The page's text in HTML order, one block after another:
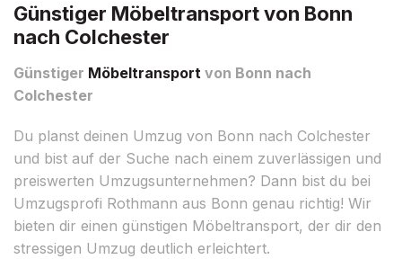
Günstiger Möbeltransport von Bonn
nach Colchester
Günstiger Möbeltransport von Bonn nach
Colchester
Du planst deinen Umzug von Bonn nach Colchester
und bist auf der Suche nach einem zuverlässigen und
preiswerten Umzugsunternehmen? Dann bist du bei
Umzugsprofi Rothmann aus Bonn genau richtig! Wir
bieten dir einen günstigen Möbeltransport, der dir den
stressigen Umzug deutlich erleichtert.